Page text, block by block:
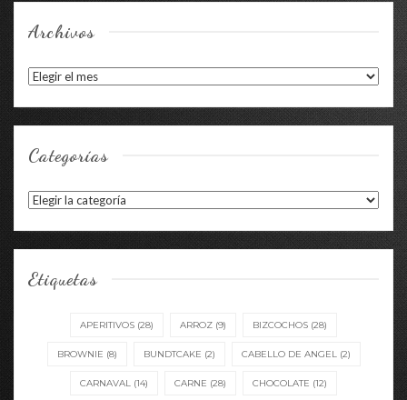
Archivos
Archivos
Categorías
Categorías
Etiquetas
APERITIVOS (28) ARROZ (9) BIZCOCHOS (28)
BROWNIE (8) BUNDTCAKE (2) CABELLO DE ANGEL(2)
CARNAVAL (14) CARNE (28) CHOCOLATE (12)